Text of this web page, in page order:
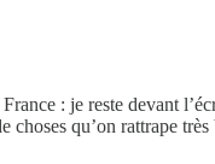
: je reste devant
qu’on rattrape